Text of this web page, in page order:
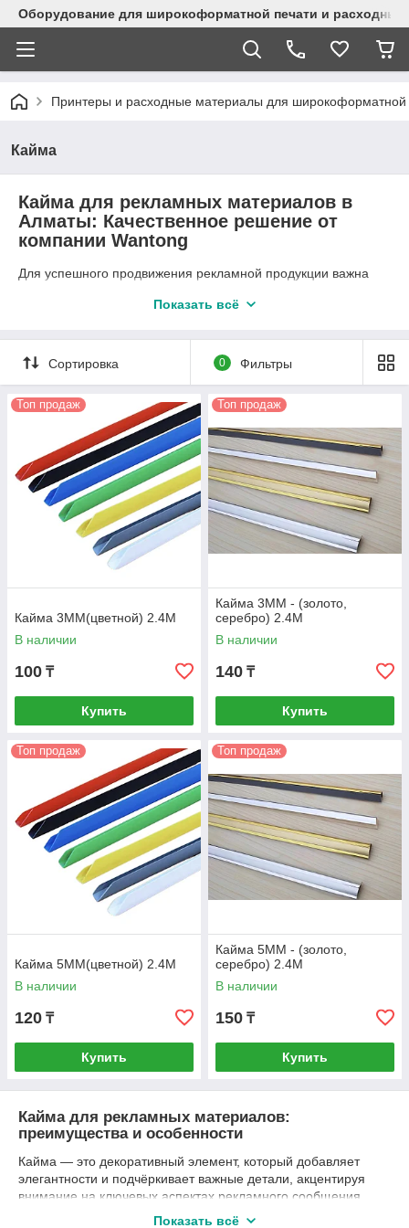
Оборудование для широкоформатной печати и
Принтеры и расходные материалы для широкоформатной
Кайма
Кайма для рекламных материалов в
Алматы: Качественное решение от
компании Wantong
Для успешного продвижения рекламной продукции важна
рекламному материалу,
является кайма. Компания
Алматы, предлагает
высококачественную кайму
для рекламных материалов с
возможностью доставки по всему Казахстану.
Показать всё
Сортировка 0 Фильтры
Топ продаж
Кайма 3MM(цветной) 2.4M
В наличии
100 ₸
Купить
Топ продаж
Кайма 3MM - (золото,
серебро) 2.4M
В наличии
140 ₸
Купить
Топ продаж
Кайма 5MM(цветной) 2.4M
В наличии
120 ₸
Купить
Топ продаж
Кайма 5MM - (золото,
серебро) 2.4M
В наличии
150 ₸
Купить
Кайма для рекламных материалов:
преимущества и особенности
Кайма — это декоративный элемент, который добавляет
элегантности и подчёркивает важные детали, акцентируя
внимание на ключевых аспектах рекламного сообщения.
Она создаёт гармоничный контраст и выделяет содержимое,
Показать всё